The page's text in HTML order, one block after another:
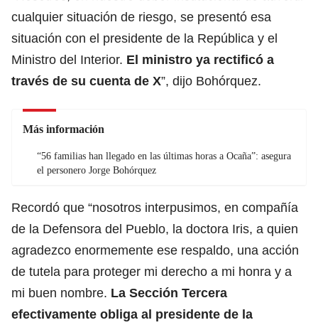
cualquier situación de riesgo, se presentó esa
situación con el presidente de la República y el
Ministro del Interior. El ministro ya rectificó a
través de su cuenta de X”, dijo Bohórquez.
Más información
“56 familias han llegado en las últimas horas a Ocaña”: asegura
el personero Jorge Bohórquez
Recordó que “nosotros interpusimos, en compañía
de la Defensora del Pueblo, la doctora Iris, a quien
agradezco enormemente ese respaldo, una acción
de tutela para proteger mi derecho a mi honra y a
mi buen nombre. La Sección Tercera
efectivamente obliga al presidente de la